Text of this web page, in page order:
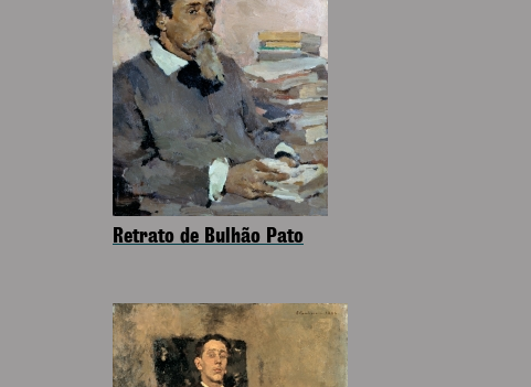
Retrato de Bulhão Pato